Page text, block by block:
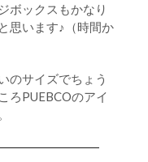
ボックスもかなり
思います♪（時間か
のサイズでちょう
ろPUEBCOのアイ